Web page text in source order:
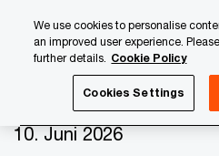
content
footer
10. Juni 2026
We use cookies to personalise
an improved user experience.
further details. Cookie Policy
Cookies Settings